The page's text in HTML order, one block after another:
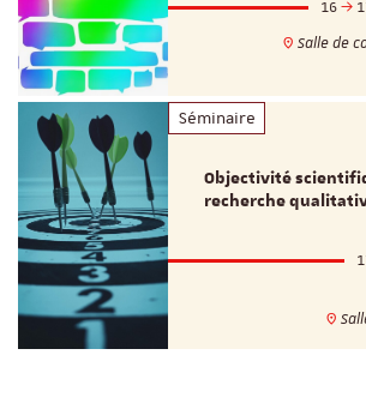
16
Salle de
Séminaire
Objectivité
recherche